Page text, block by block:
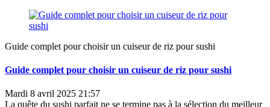
Guide complet pour choisir un cuiseur de riz pour sushi
Guide complet pour choisir un cuiseur de riz pour sushi
Mardi 8 avril 2025 21:57
La quête du sushi parfait ne se termine pas à la sélection du meilleur